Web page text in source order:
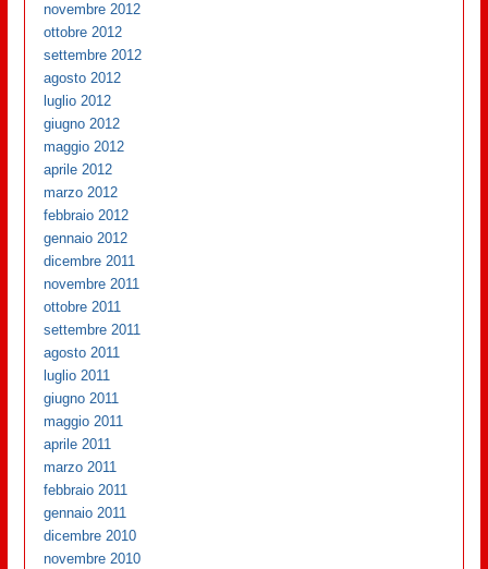
novembre 2012
ottobre 2012
settembre 2012
agosto 2012
luglio 2012
giugno 2012
maggio 2012
aprile 2012
marzo 2012
febbraio 2012
gennaio 2012
dicembre 2011
novembre 2011
ottobre 2011
settembre 2011
agosto 2011
luglio 2011
giugno 2011
maggio 2011
aprile 2011
marzo 2011
febbraio 2011
gennaio 2011
dicembre 2010
novembre 2010